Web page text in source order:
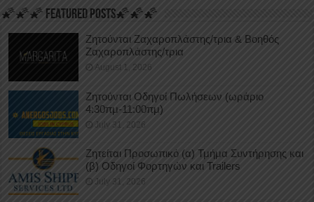
🌠🌠🌠 FEATURED POSTS🌠🌠🌠
Ζητούνται Ζαχαροπλάστης/τρια & Βοηθός
Ζαχαροπλάστης/τρια
August 1, 2026
Ζητούνται Οδηγοί Πωλήσεων (ωράριο
4:30πμ-11:00πμ)
July 31, 2026
Ζητείται Προσωπικό (α) Τμήμα Συντήρησης και
(β) Οδηγοί Φορτηγών και Trailers
July 31, 2026